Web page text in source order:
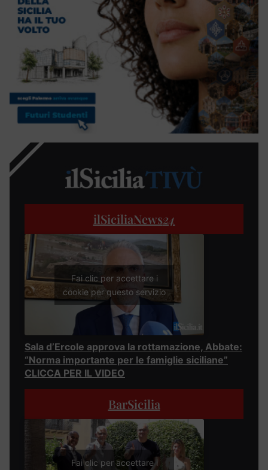
ilSiciliaNews24
Fai clic per accettare i
cookie per questo servizio
Sala d’Ercole approva la rottamazione, Abbate:
“Norma importante per le famiglie siciliane”
CLICCA PER IL VIDEO
BarSicilia
Fai clic per accettare i